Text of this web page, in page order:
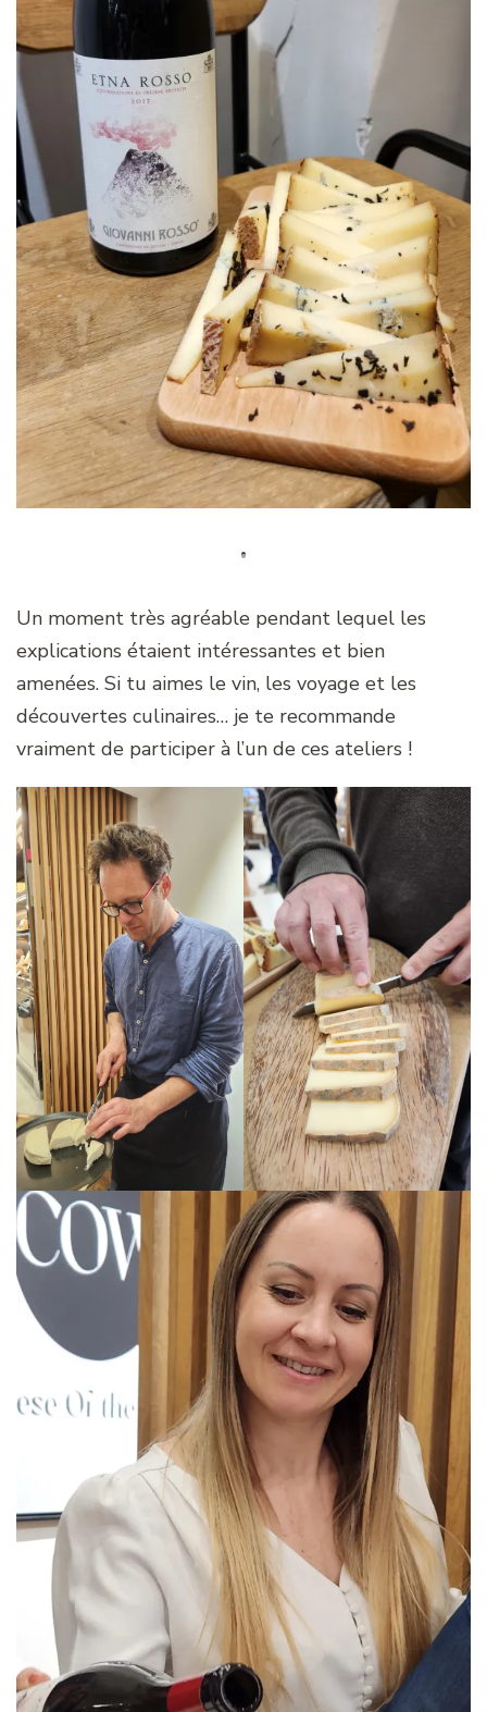
Un moment très agréable pendant lequel les
explications étaient intéressantes et bien
amenées. Si tu aimes le vin, les voyage et les
découvertes culinaires… je te recommande
vraiment de participer à l’un de ces ateliers !